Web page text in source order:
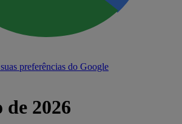
preferências do Google
2026